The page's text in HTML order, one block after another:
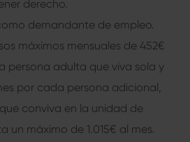
derecho.
demandante de empleo.
máximos mensuales de 452€
persona adulta que viva sola y
por cada persona adicional,
conviva en la unidad de
un máximo de 1.015€ al mes.